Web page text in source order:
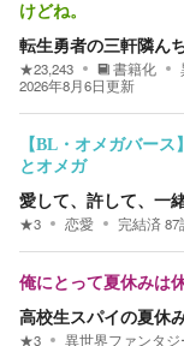
けどね。
転生勇者の三軒隣ん
★23,243 書籍化
2026年8月6日更新
【BL・オメガバー
とオメガ
愛して、許して、一
★3 恋愛 完結済87
俺にとって夏休みは
高校生スパイの夏休
★3 異世界ファンタジ